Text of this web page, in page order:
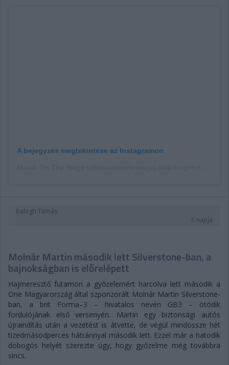
A bejegyzés megtekintése az Instagramon
Balogh Tamás
5 napja
Molnár Martin második lett Silverstone-ban, a
bajnokságban is előrelépett
Hajmeresztő futamon a győzelemért harcolva lett második a
One Magyarország által szponzorált Molnár Martin Silverstone-
ban, a brit Forma–3 – hivatalos nevén GB3 – ötödik
fordulójának első versenyén. Martin egy biztonsági autós
újraindítás után a vezetést is átvette, de végül mindössze hét
tizedmásodperces hátránnyal második lett. Ezzel már a hatodik
dobogós helyét szerezte úgy, hogy győzelme még továbbra
sincs.